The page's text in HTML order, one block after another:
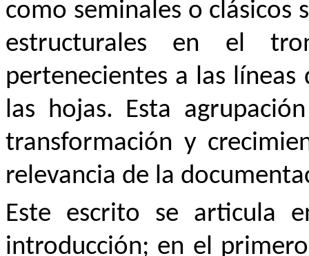
como seminales o clásicos
estructurales en el
pertenecientes a las
las hojas. Esta
transformación y
relevancia de la
Este escrito se articula
introducción; en el